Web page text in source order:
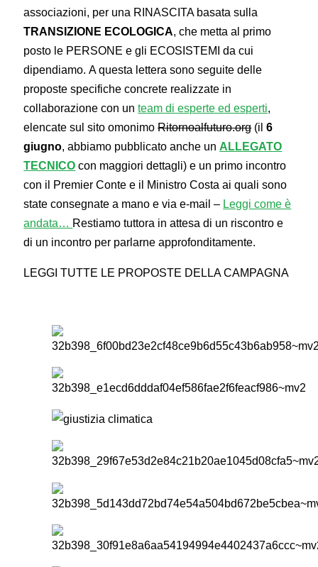
associazioni, per una RINASCITA basata sulla
TRANSIZIONE ECOLOGICA, che metta al primo
posto le PERSONE e gli ECOSISTEMI da cui
dipendiamo. A questa lettera sono seguite delle
proposte specifiche concrete realizzate in
collaborazione con unteam di esperte ed esperti,
elencate sul sito omonimoRitornoalfuturo.org(il6
giugno, abbiamo pubblicato anche un ALLEGATO
TECNICO con maggiori dettagli) e un primo incontro
con il Premier Conte e il Ministro Costa ai quali sono
state consegnate a mano e via e-mail – Leggi come è
andata… Restiamo tuttora in attesa di un riscontro e
di un incontro per parlarne approfonditamente.
LEGGI TUTTE LE PROPOSTE DELLA CAMPAGNA